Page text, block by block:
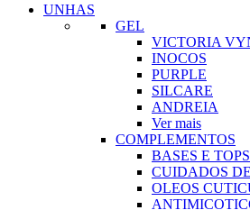
UNHAS
GEL
VICTORIA
INOCOS
PURPLE
SILCARE
ANDREIA
Ver mais
COMPLEMENTOS
BASES E TOPS
CUIDADOS
OLEOS